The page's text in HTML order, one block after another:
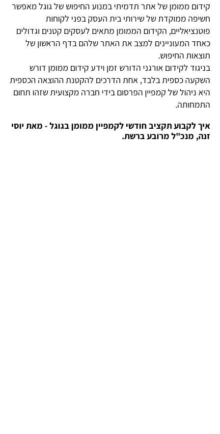
קידום ממומן של אתר תדמיתי במנוע החיפוש של גוגל מאפשר
חשיפה ממוקדת של שירותי בית העסק בפני לקוחות
פוטנציאליים, הקידום הממומן מתאים לעסקים קטנים וגדולים
כאחד המעוניינים למצב את האתר שלהם בדף הראשון של
תוצאות החיפוש.
בניגוד לקידום אורגני הדורש זמן וידע קידום ממומן דורש
השקעה כספית בלבד, אחת הדרכים להקטנת ההוצאה הכספית
היא ניהול של קמפיין הפרסום בידי חברה מקצועית שזהו תחום
התמחותה.
איך לקבוע תקציב חודשי לקמפיין ממומן בגוגל - מאת יוסי
זנה, מנכ"ל מרובע ברשת.